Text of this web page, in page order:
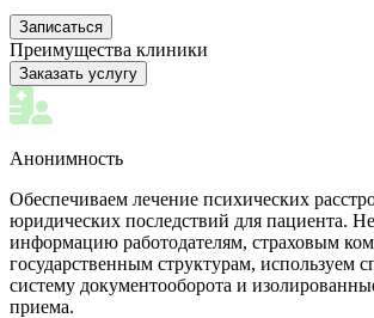
Записаться
Преимущества клиники
Заказать услугу
Анонимность
Обеспечиваем лечение психических
юридических последствий для пациента.
информацию работодателям, страховым
государственным структурам, используем
систему документооборота и
приема.